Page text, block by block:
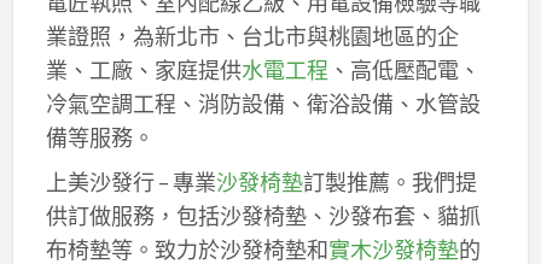
業證照，為新北市、台北市與桃園地區的企
業、工廠、家庭提供水電工程 、高低壓配電、
冷氣空調工程、消防設備、衛浴設備、水管設
備等服務。
上美沙發行 – 專業沙發椅墊訂製推薦。我們提
供訂做服務，包括沙發椅墊、沙發布套、貓抓
布椅墊等。致力於沙發椅墊和實木沙發椅墊的